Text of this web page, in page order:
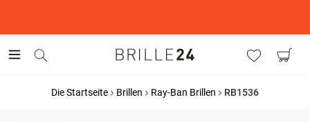
Die Startseite Brillen Ray-Ban Brillen RB1536